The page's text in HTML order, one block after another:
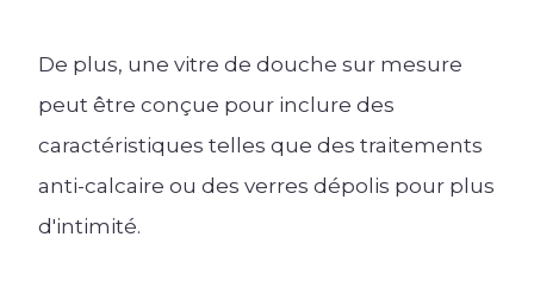
Créer ma Cuisine 3D
Les univers Raison Home
Découvrez l'univers de l'aménagement
Quelle taille et hauteur pour le dressing ? |
Raison Home
Lire l'article +
Aménagement
La tendance des meubles TV
Lire l'article +
De plus, une vitre de douche sur mesure
peut être conçue pour inclure des
caractéristiques telles que des traitements
anti-calcaire ou des verres dépolis pour plus
d'intimité.